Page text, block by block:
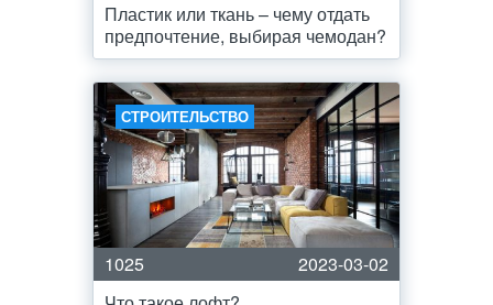
Пластик или ткань – чему отдать
предпочтение, выбирая чемодан?
СТРОИТЕЛЬСТВО
1025
2023-03-02